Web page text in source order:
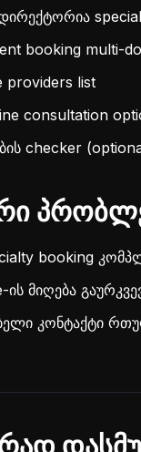
დირექტორია
booking multi-
providers list
consultation
checker
booking
ის მიღება
კონტაქტი